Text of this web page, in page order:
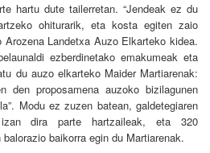
hartu dute tailerretan. “Jendeak ez du
ohiturarik, eta kosta egiten zaio
Arozena Landetxa Auzo Elkarteko kidea.
ezberdinetako emakumeak eta
du auzo elkarteko Maider Martiarenak:
den proposamena auzoko bizilagunen
Modu ez zuzen batean, galdetegiaren
dira parte hartzaileak, eta 320
baikorra egin du Martiarenak.